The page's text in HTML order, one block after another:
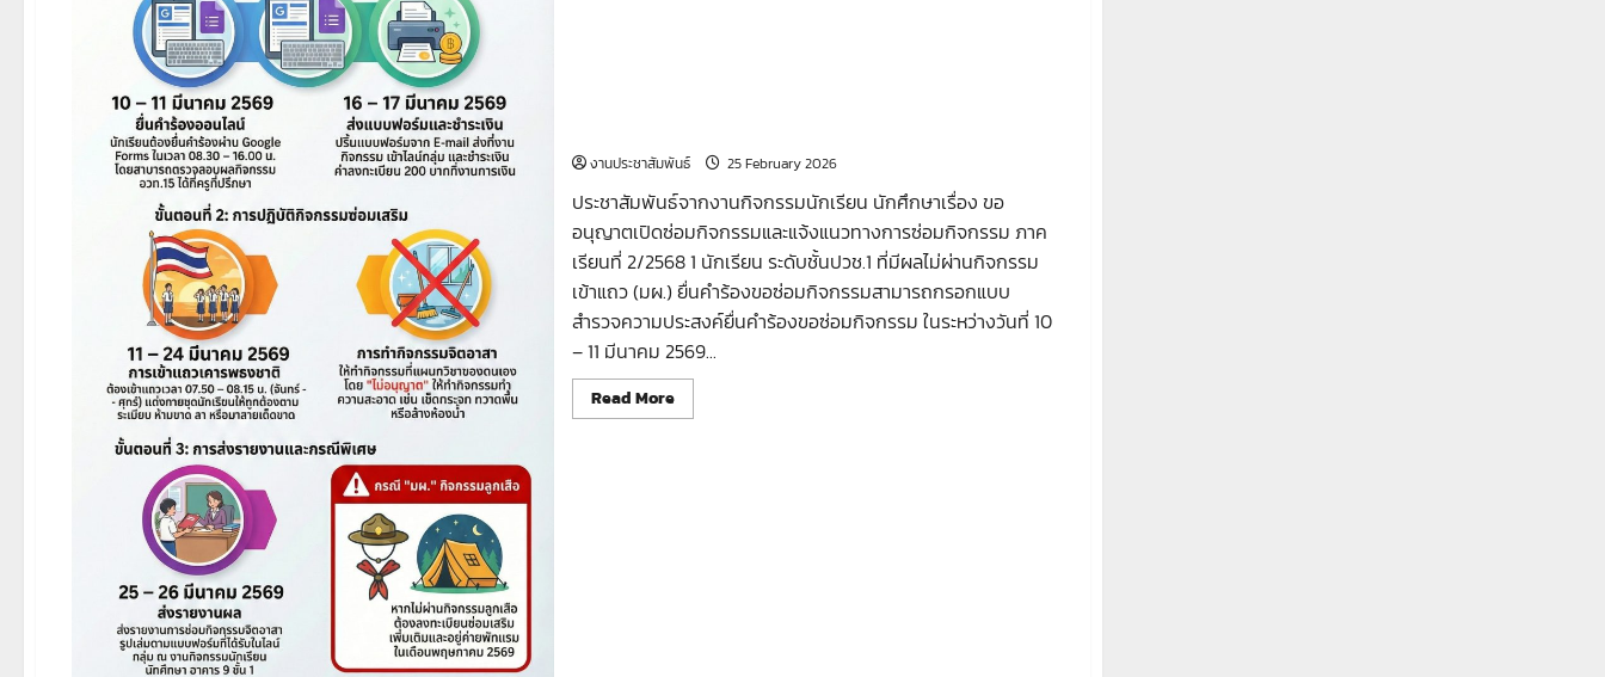
งานประชาสัมพันธ์ 25 February 2026
ประชาสัมพันธ์จากงานกิจกรรมนักเรียน นักศึกษาเรื่อง ขอ
อนุญาตเปิดซ่อมกิจกรรมและแจ้งแนวทางการซ่อมกิจกรรม ภาค
เรียนที่ 2/2568 1 นักเรียน ระดับชั้นปวช.1 ที่มีผลไม่ผ่านกิจกรรม
เข้าแถว (มผ.) ยื่นคำร้องขอซ่อมกิจกรรมสามารถกรอกแบบ
สำรวจความประสงค์ยื่นคำร้องขอซ่อมกิจกรรม ในระหว่างวันที่ 10
– 11 มีนาคม 2569...
Read MoreRead
more